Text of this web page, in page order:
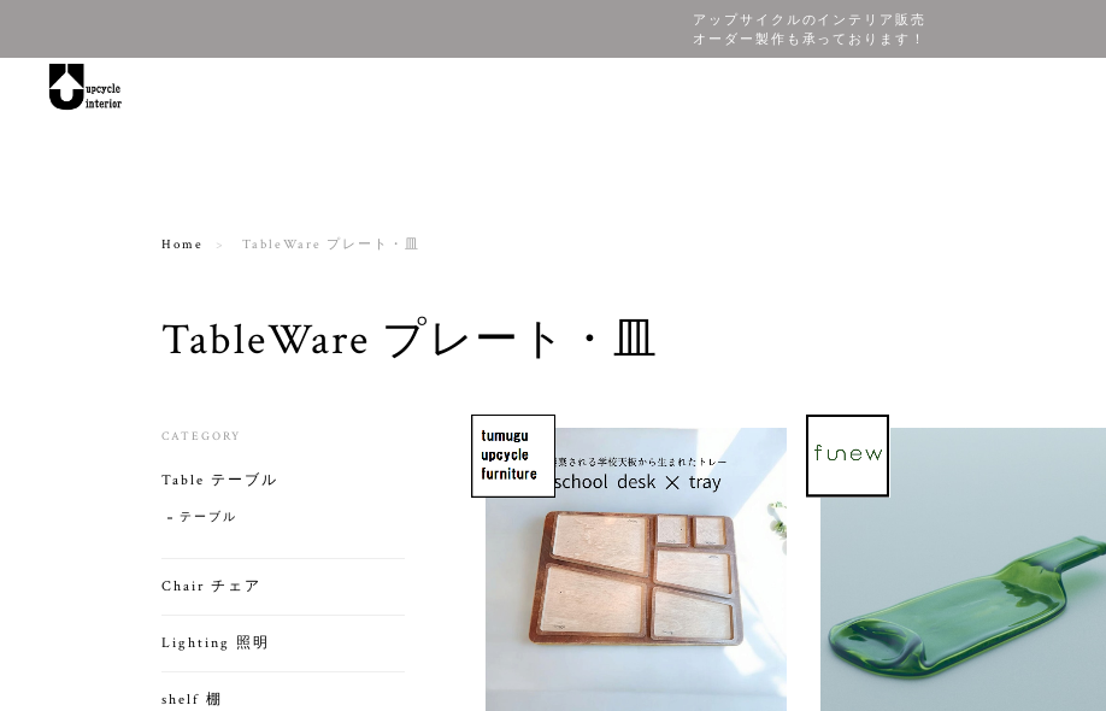
アップサイクルのインテリア販売
オーダー製作も承っております！
Home TableWare プレート・皿
TableWare プレート・皿
CATEGORY
Table テーブル
テーブル
Chair チェア
Lighting 照明
shelf 棚